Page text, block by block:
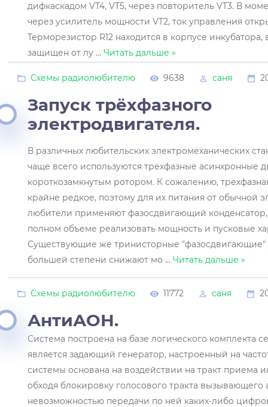
дифкаскадом VT4, VT5, через повторитель VT3. В
через усилитель мощности VT2, ток управления
Терморезистор R12 находится в корпусе
защищен от лу ...Читать дальше »
Схемы радиолюбителю 9638 саня
Запуск трёхфазного
электродвигателя.
В различных любительских электромеханических
чаще всего используются трехфазные асинхронные
короткозамкнутым ротором. К сожалению,
крайне редкое, поэтому для их питания от обычной
любители применяют фазосдвигающий конденсатор,
полном объеме реализовать мощность и пусковые
Существующие же тринисторные "фазосдвигающие"
большей степени снижают мо ...Читать дальше »
Схемы радиолюбителю 11772 саня
АнтиАОН.
Система построена на базе логического комплекта
является задающий генератор, настроенный на
системы основана на воздействии на тракт
обходя блокировку голосового тракта вызывающего
невозможностью передачи по ней каких-либо